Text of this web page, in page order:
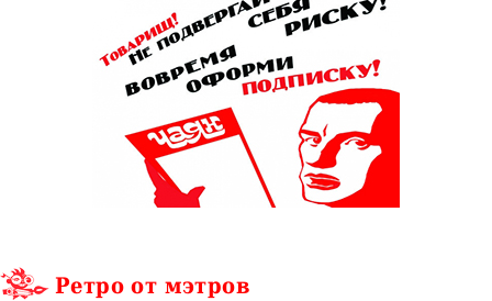
Ретро от мэтров